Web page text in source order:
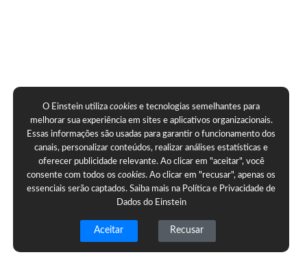
O Einstein utilizacookies e tecnologias semelhantes para
melhorar sua experiência em sites e aplicativos organizacionais.
Essas informações são usadas para garantir o funcionamento dos
canais, personalizar conteúdos, realizar análises estatísticas e
oferecer publicidade relevante. Ao clicar em "aceitar", você
consente com todos oscookies. Ao clicar em "recusar", apenas os
essenciais serão captados. Saiba mais na Política e Privacidade de
Dados do Einstein
Aceitar Recusar